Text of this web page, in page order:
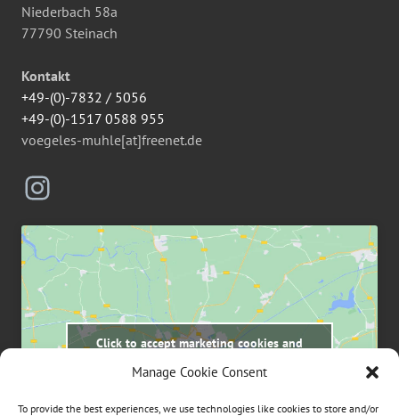
Manage Cookie Consent
To provide the best experiences, we use technologies like cookies to store and/or
Niederbach 58a
77790 Steinach
Kontakt
+49-(0)-7832 / 5056
+49-(0)-1517 0588 955
voegeles-muhle[at]freenet.de
Instagram
Click to accept marketing cookies and